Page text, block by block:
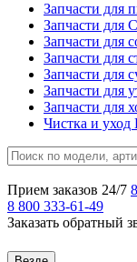
Запчасти для
Запчасти для
Запчасти для
Запчасти для
Запчасти для
Запчасти для
Запчасти для
Чистка и уход
Прием заказов 24/7
8 800 333-61-49
Заказать обратный